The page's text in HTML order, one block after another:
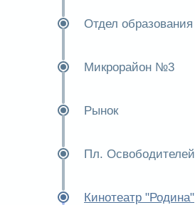
Отдел образования
Микрорайон №3
Рынок
Пл. Освободителей
Кинотеатр "Родина"